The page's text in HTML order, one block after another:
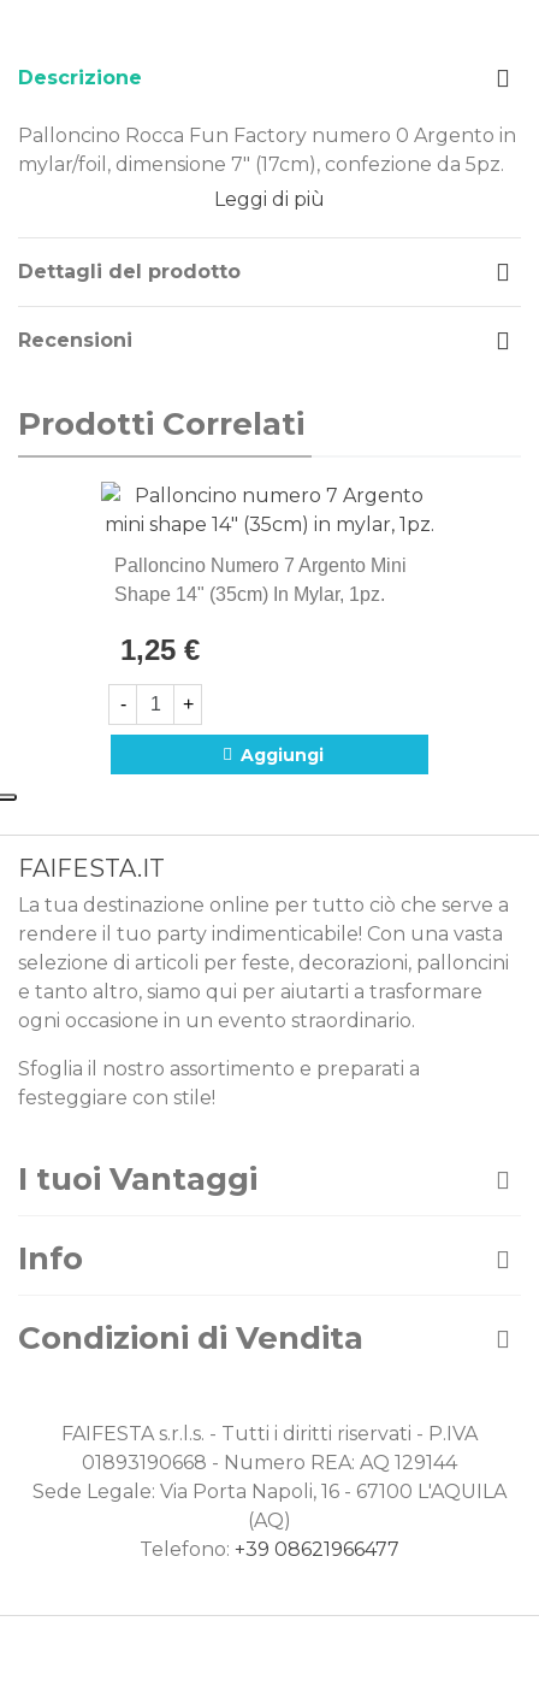
Descrizione
Palloncino Rocca Fun Factory numero 0 Argento in
mylar/foil, dimensione 7" (17cm), confezione da 5pz.
Dimensione: 7" (17cm)
Materiale: mylar-foil
Tema: numeri
Il palloncino numero 0 Argento è realizzato in
tempo. Costruito secondo rigorosi standard
qualitativi, può essere gonfiato ad aria o elio. Il
palloncino non è dotato di valvola autobloccante, si
raccomanda quindi di utilizzare per la chiusura una
saldatrice specifica per palloncini. E consigliato il
Leggi di più
Dettagli del prodotto
Recensioni
Prodotti Correlati
Palloncino Numero 7 Argento Mini
Shape 14" (35cm) In Mylar, 1pz.
1,25 €
- +
Aggiungi
FAIFESTA.IT
La tua destinazione online per tutto ciò che serve a
rendere il tuo party indimenticabile! Con una vasta
selezione di articoli per feste, decorazioni, palloncini
e tanto altro, siamo qui per aiutarti a trasformare
ogni occasione in un evento straordinario.
Sfoglia il nostro assortimento e preparati a
festeggiare con stile!
I tuoi Vantaggi
Info
Condizioni di Vendita
FAIFESTA s.r.l.s. - Tutti i diritti riservati - P.IVA
01893190668 - Numero REA: AQ 129144
Sede Legale: Via Porta Napoli, 16 - 67100 L'AQUILA
(AQ)
Telefono: +39 08621966477